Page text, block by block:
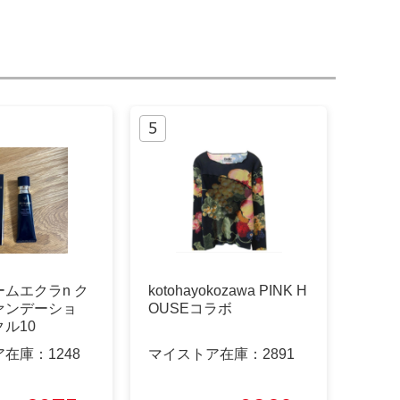
ムエクラn ク
ンデーショ
10
庫： 1248
kotohayokozawa PINK H
OUSEコラボ
マイストア在庫： 2891